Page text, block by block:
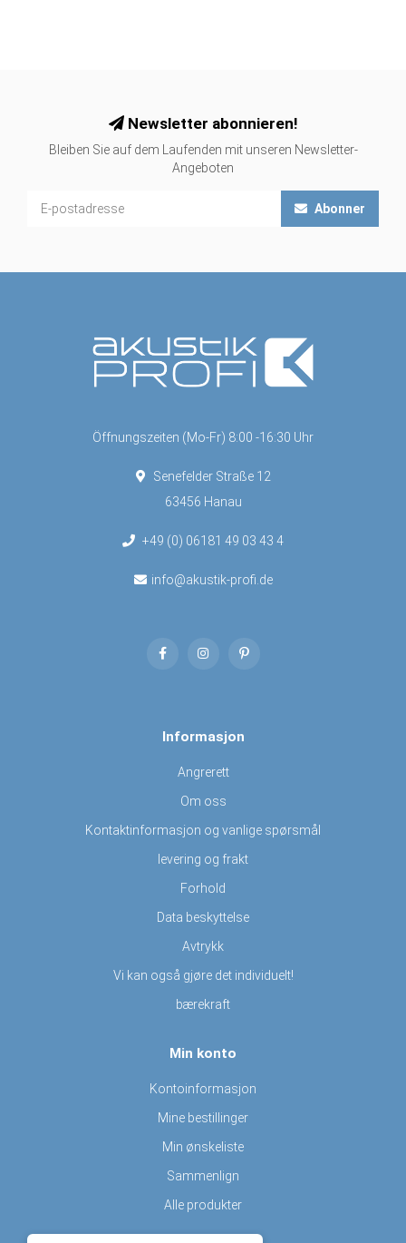
Newsletter abonnieren!
Bleiben Sie auf dem Laufenden mit unseren Newsletter-
Angeboten
Abonner
Öffnungszeiten (Mo-Fr) 8:00 -16:30 Uhr
Senefelder Straße 12
63456 Hanau
+49 (0) 06181 49 03 43 4
info@akustik-profi.de
Informasjon
Angrerett
Om oss
Kontaktinformasjon og vanlige spørsmål
levering og frakt
Forhold
Data beskyttelse
Avtrykk
Vi kan også gjøre det individuelt!
bærekraft
Min konto
Kontoinformasjon
Mine bestillinger
Min ønskeliste
Sammenlign
Alle produkter